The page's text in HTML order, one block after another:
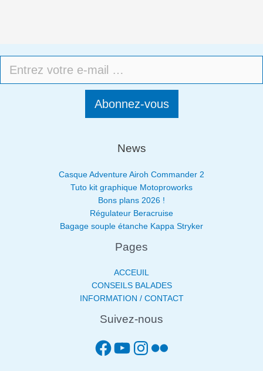
Abonnez-vous
News
Casque Adventure Airoh Commander 2
Tuto kit graphique Motoproworks
Bons plans 2026 !
Régulateur Beracruise
Bagage souple étanche Kappa Stryker
Pages
ACCEUIL
CONSEILS BALADES
INFORMATION / CONTACT
Suivez-nous